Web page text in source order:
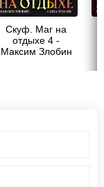
Скуф. Маг на
отдыхе 4 -
Максим Злобин